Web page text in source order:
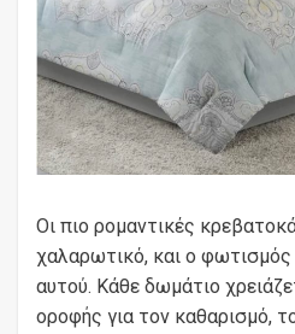
Οι πιο ρομαντικές
χαλαρωτικό, και ο φωτισμός
αυτού. Κάθε δωμάτιο
οροφής για τον καθαρισμό,